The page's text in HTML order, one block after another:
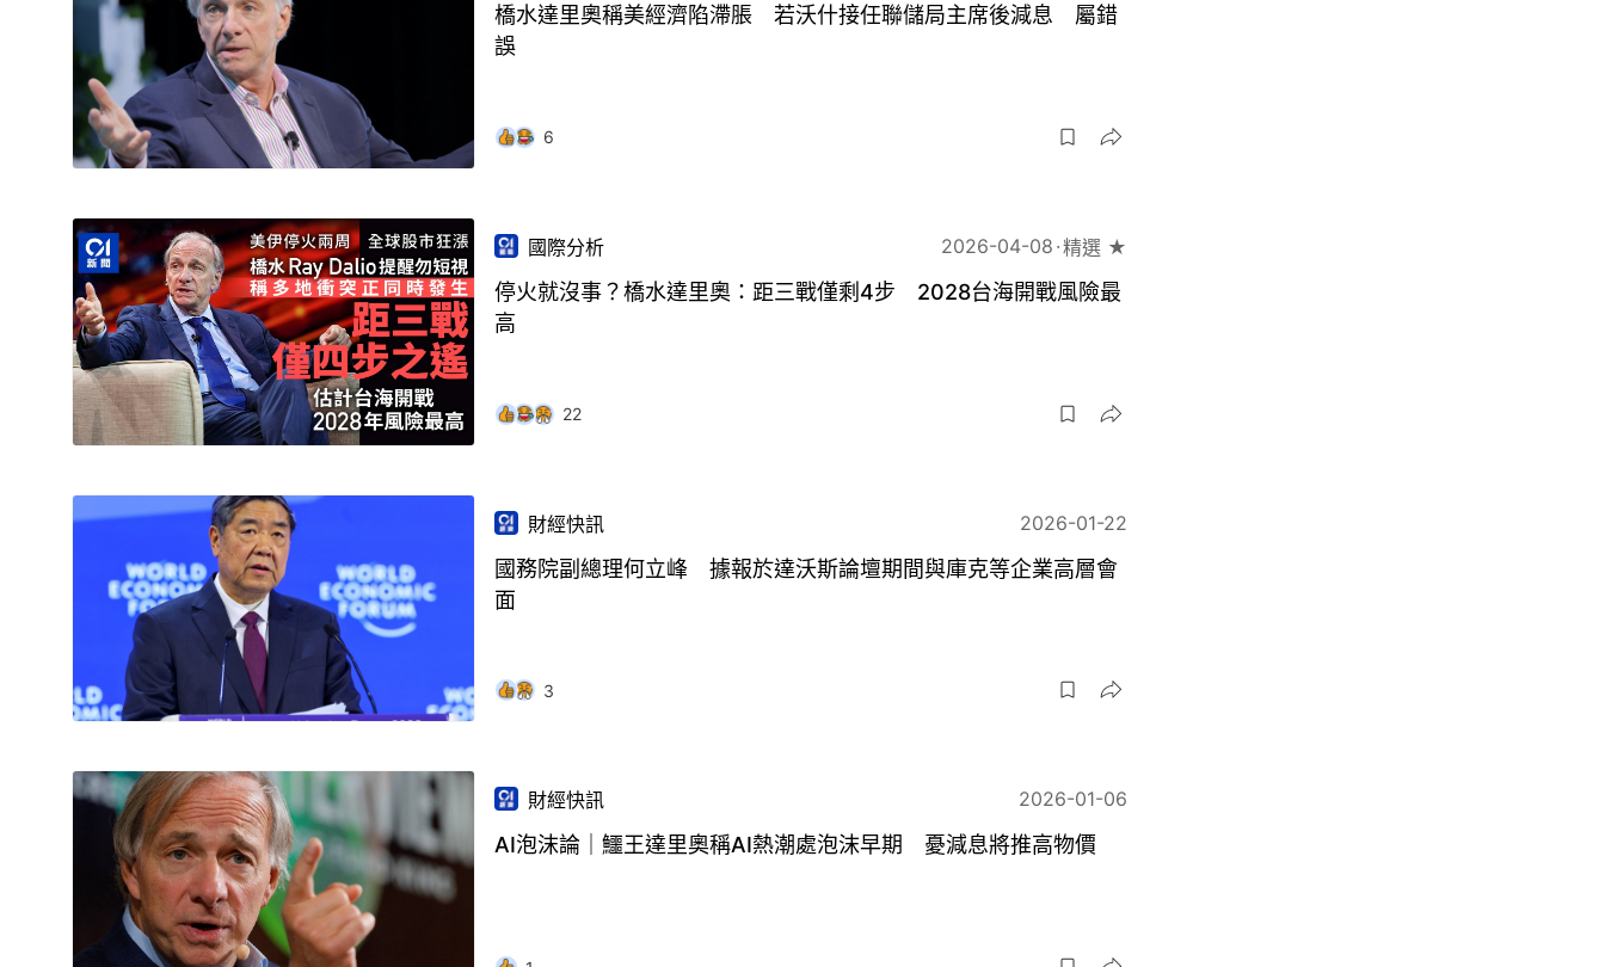
橋水達里奧稱美經濟陷滯脹 若沃什接任聯儲局主席後減息 屬錯
誤
6
國際分析 2026-04-08 精選 ★
停火就沒事？橋水達里奧：距三戰僅剩4步 2028台海開戰風險最
高
22
財經快訊 2026-01-22
國務院副總理何立峰 據報於達沃斯論壇期間與庫克等企業高層會
面
3
財經快訊 2026-01-06
AI泡沫論｜鱷王達里奧稱AI熱潮處泡沫早期 憂減息將推高物價